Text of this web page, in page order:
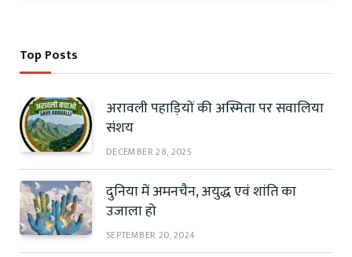
Top Posts
अरावली पहाड़ियों की अस्मिता पर सवालिया
संशय
DECEMBER 28, 2025
दुनिया में अमनचैन, अयुद्ध एवं शांति का
उजाला हो
SEPTEMBER 20, 2024